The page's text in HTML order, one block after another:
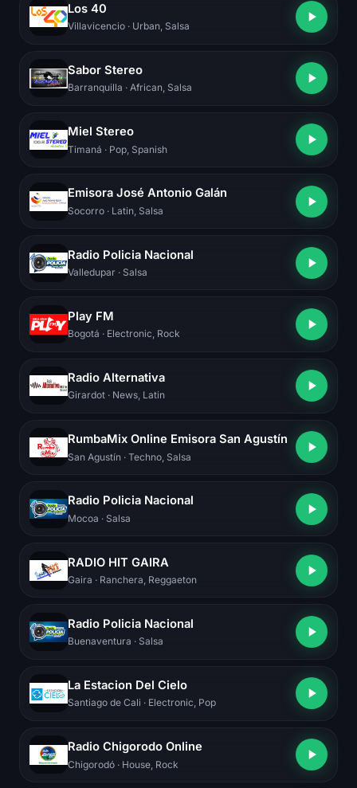
Los 40
Villavicencio · Urban, Salsa
Sabor Stereo
Barranquilla · African, Salsa
Miel Stereo
Timaná · Pop, Spanish
Emisora José Antonio Galán
Socorro · Latin, Salsa
Radio Policia Nacional
Valledupar · Salsa
Play FM
Bogotá · Electronic, Rock
Radio Alternativa
Girardot · News, Latin
RumbaMix Online Emisora San Agustín
San Agustín · Techno, Salsa
Radio Policia Nacional
Mocoa · Salsa
RADIO HIT GAIRA
Gaira · Ranchera, Reggaeton
Radio Policia Nacional
Buenaventura · Salsa
La Estacion Del Cielo
Santiago de Cali · Electronic, Pop
Radio Chigorodo Online
Chigorodó · House, Rock